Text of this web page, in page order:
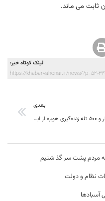
لینک کوتاه خبر:
https://khabarvahonar.ir/news/?p=52034
بعدی
هزار و ۵۰۰ تله زنده‌گیری هوبره از ابتدای امسال در خراسان جنوبی جمع‌آوری شده است
به مردم پشت سر گذاشتیم
نظام و دولت
آسبادها